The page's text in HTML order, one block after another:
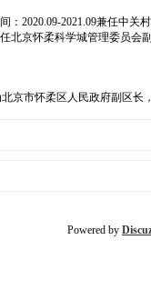
2020.09-2021.09兼任中关村
京怀柔科学城管理委员会副
市怀柔区人民政府副区长
Powered by